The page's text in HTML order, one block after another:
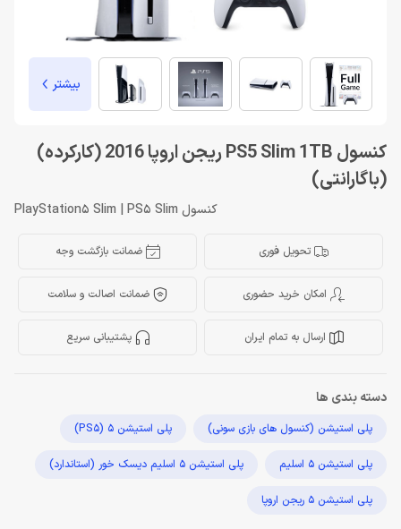
بیشتر
کنسول PS5 Slim 1TB ریجن اروپا 2016 (کارکرده)
(باگارانتی)
کنسول PlayStation5 Slim | PS5 Slim
تحویل فوری ضمانت بازگشت وجه
امکان خرید حضوری ضمانت اصالت و سلامت
ارسال به تمام ایران پشتیبانی سریع
دسته بندی ها
پلی استیشن (کنسول های بازی سونی) پلی استیشن 5 (PS5)
پلی استیشن 5 اسلیم پلی استیشن 5 اسلیم دیسک خور (استاندارد)
پلی استیشن 5 ریجن اروپا